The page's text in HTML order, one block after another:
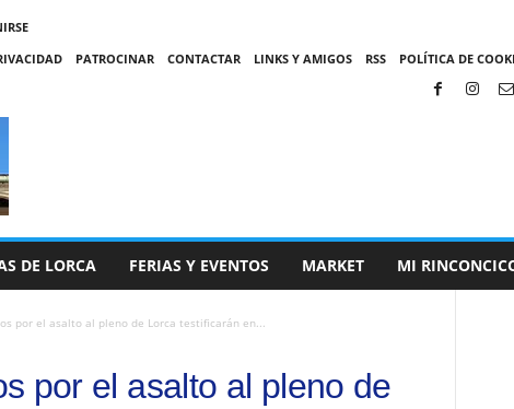
PATROCINAR CONTACTAR LINKS Y AMIGOS RSS POLÍTICA DE
DE LORCA FERIAS Y EVENTOS MARKET MI
por el asalto al pleno de Lorca testificarán en...
por el asalto al pleno de